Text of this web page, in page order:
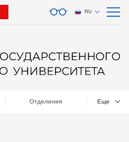
RU
Отделения Еще